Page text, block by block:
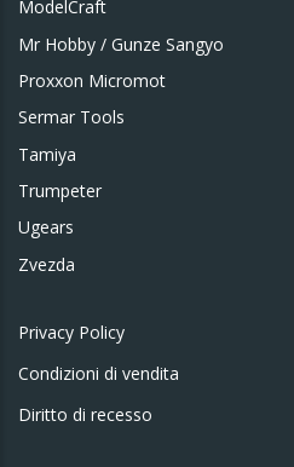
ModelCraft
Mr Hobby / Gunze Sangyo
Proxxon Micromot
Sermar Tools
Tamiya
Trumpeter
Ugears
Zvezda
Privacy Policy
Condizioni di vendita
Diritto di recesso